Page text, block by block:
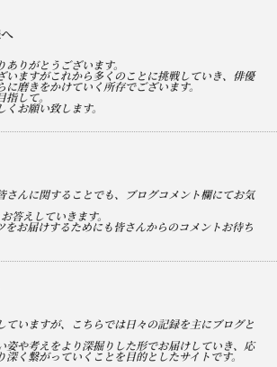
りがとうございます。
いますがこれから多くのことに挑戦していき、俳優
磨きをかけていく所存でございます。
して。
お願い致します。
さんに関することでも、ブログコメント欄にてお気
答えしていきます。
をお届けするためにも皆さんからのコメントお待ち
ていますが、こちらでは日々の記録を主にブログと
姿や考えをより深掘りした形でお届けしていき、応
く繋がっていくことを目的としたサイトです。